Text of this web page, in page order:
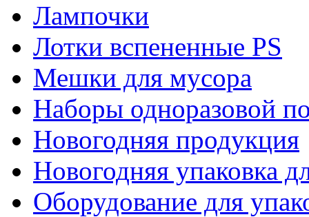
Лампочки
Лотки вспененные PS
Мешки для мусора
Наборы одноразовой
Новогодняя продукция
Новогодняя упаковка
Оборудование для